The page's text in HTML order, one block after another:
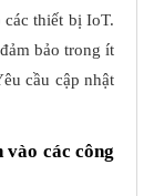
thiết bị IoT.
bảo trong ít
cầu cập nhật
vào các công